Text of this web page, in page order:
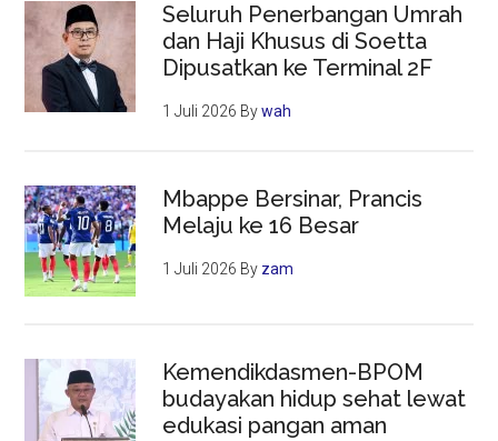
Seluruh Penerbangan Umrah
dan Haji Khusus di Soetta
Dipusatkan ke Terminal 2F
1 Juli 2026 Bywah
Mbappe Bersinar, Prancis
Melaju ke 16 Besar
1 Juli 2026 By zam
Kemendikdasmen-BPOM
budayakan hidup sehat lewat
edukasi pangan aman